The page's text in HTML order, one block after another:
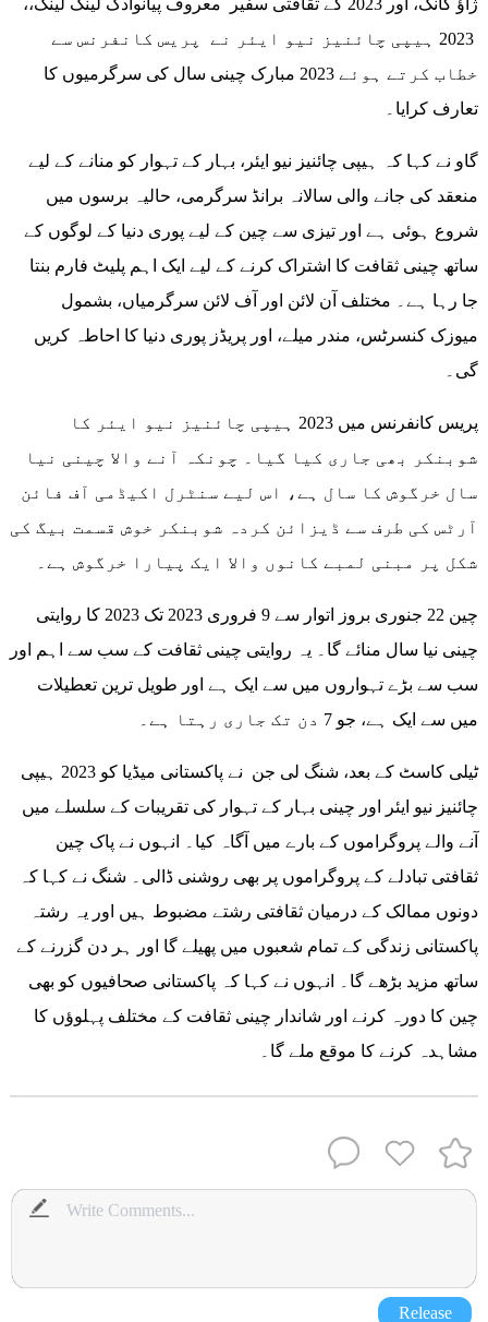
ژاؤ کانگ، اور 2023 کے ثقافتی سفیر معروف پیانوادک لینگ لینگ،،
2023 ہیپی چائنیز نیو ایئر نے پریس کانفرنس سے
خطاب کرتے ہوئے 2023 مبارک چینی سال کی سرگرمیوں کا
تعارف کرایا۔
گاو نے کہا کہ ہیپی چائنیز نیو ایئر، بہار کے تہوار کو منانے کے لیے
منعقد کی جانے والی سالانہ برانڈ سرگرمی، حالیہ برسوں میں
شروع ہوئی ہے اور تیزی سے چین کے لیے پوری دنیا کے لوگوں کے
ساتھ چینی ثقافت کا اشتراک کرنے کے لیے ایک اہم پلیٹ فارم بنتا
جا رہا ہے۔ مختلف آن لائن اور آف لائن سرگرمیاں، بشمول
میوزک کنسرٹس، مندر میلے، اور پریڈز پوری دنیا کا احاطہ کریں
گی۔
پریس کانفرنس میں 2023 ہیپی چائنیز نیو ایئر کا
شوبنکر بھی جاری کیا گیا۔ چونکہ آنے والا چینی نیا
سال خرگوش کا سال ہے، اس لیے سنٹرل اکیڈمی آف فائن
آرٹس کی طرف سے ڈیزائن کردہ شوبنکر خوش قسمت بیگ کی
شکل پر مبنی لمبے کانوں والا ایک پیارا خرگوش ہے۔
چین 22 جنوری بروز اتوار سے 9 فروری 2023 تک 2023 کا روایتی
چینی نیا سال منائے گا۔ یہ روایتی چینی ثقافت کے سب سے اہم اور
سب سے بڑے تہواروں میں سے ایک ہے اور طویل ترین تعطیلات
میں سے ایک ہے، جو 7 دن تک جاری رہتا ہے۔
ٹیلی کاسٹ کے بعد، شنگ لی جن نے پاکستانی میڈیا کو 2023 ہیپی
چائنیز نیو ایئر اور چینی بہار کے تہوار کی تقریبات کے سلسلے میں
آنے والے پروگراموں کے بارے میں آگاہ کیا۔ انہوں نے پاک چین
ثقافتی تبادلے کے پروگراموں پر بھی روشنی ڈالی۔ شنگ نے کہا کہ
دونوں ممالک کے درمیان ثقافتی رشتے مضبوط ہیں اور یہ رشتہ
پاکستانی زندگی کے تمام شعبوں میں پھیلے گا اور ہر دن گزرنے کے
ساتھ مزید بڑھے گا۔ انہوں نے کہا کہ پاکستانی صحافیوں کو بھی
چین کا دورہ کرنے اور شاندار چینی ثقافت کے مختلف پہلوؤں کا
مشاہدہ کرنے کا موقع ملے گا۔
Release